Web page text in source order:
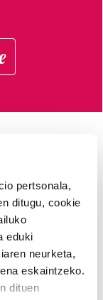
pertsonala,
ditugu, cookie
eduki
neurketa,
eskaintzeko.
dituen
8 9
16
23